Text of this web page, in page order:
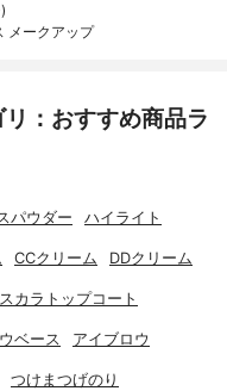
メークアップ
：おすすめ商品ラ
パウダー ハイライト
CCクリーム DDクリーム
カラトップコート
ベース アイブロウ
つけまつげのり